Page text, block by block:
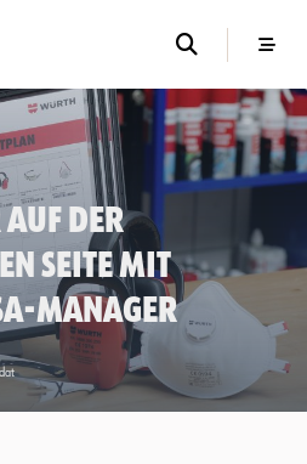
auf der
Seite mit
Manager